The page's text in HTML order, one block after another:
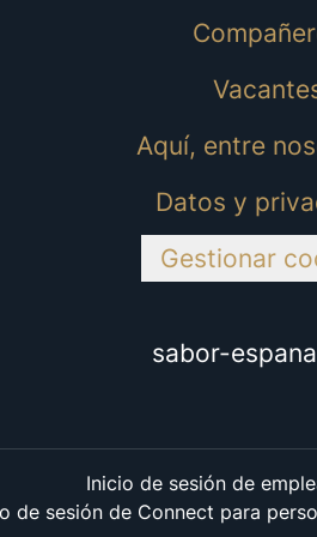
Aquí, entre
Datos y
Gestionar
sabor-
Inicio de sesión de
de sesión de Connect para